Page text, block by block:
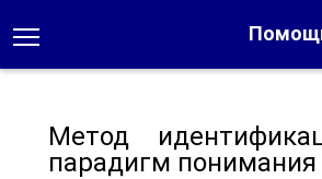
Метод
парадигм понимания